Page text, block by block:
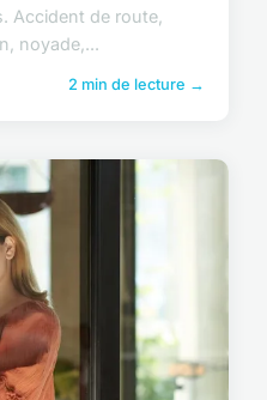
Accident de route,
noyade,...
2 min de lecture →